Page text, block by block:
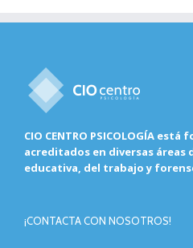
CIO CENTRO PSICOLOGÍA
acreditados en diversas áreas
educativa, del trabajo y
¡CONTACTA CON NOSOTROS!